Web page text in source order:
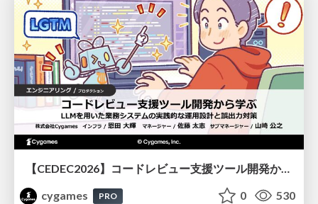
【CEDEC2026】コードレビュー支援ツール開発から学ぶ：LLMを用いた業務システムの実践的な運用設計と誤出力対策
cygames
PRO 0 530